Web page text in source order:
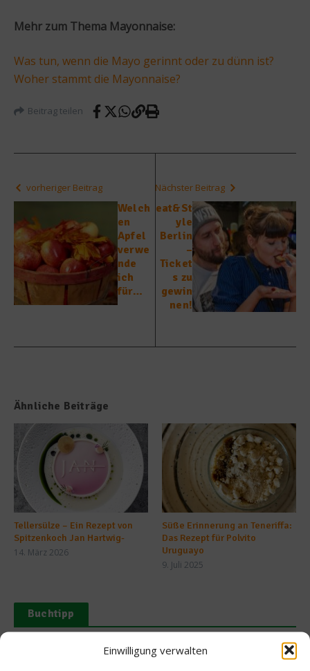
Einwilligung verwalten
Mehr zum Thema Mayonnaise:
Was tun, wenn die Mayo gerinnt oder zu dünn ist?
Woher stammt die Mayonnaise?
Beitrag teilen
vorheriger Beitrag
Welch
en
Apfel
verwe
nde
ich
für…
Nächster Beitrag
eat&St
yle
Berlin
–
Ticket
s zu
gewin
nen!
Ähnliche Beiträge
Tellersülze – Ein Rezept von
Spitzenkoch Jan Hartwig-
14. März 2026
Süße Erinnerung an Teneriffa:
Das Rezept für Polvito
Uruguayo
9. Juli 2025
Buchtipp